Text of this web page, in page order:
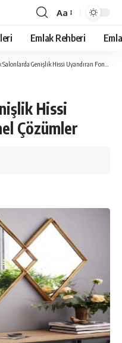
Yazı
Tipi
Boyutlandırıcı
Aa
Emlak Rehberi
Genişlik Hissi Uyandıran Fonksiyonel Çözümler
Hissi
Çözümler